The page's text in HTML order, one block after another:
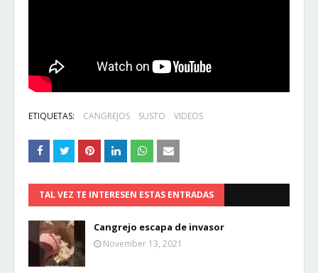
ETIQUETAS: CANGREJOS SUSTO VIDEOS
TAL VEZ TE INTERESEN ESTAS ENTRADAS
Cangrejo escapa de invasor
November 13, 2021